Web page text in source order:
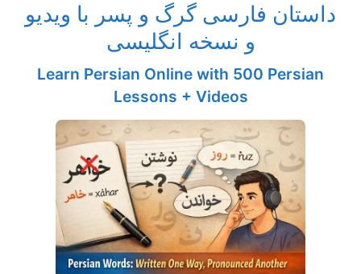
داستان فارسی گرگ و پسر با ویدیو
و نسخه انگلیسی
Learn Persian Online with 500 Persian
Lessons + Videos